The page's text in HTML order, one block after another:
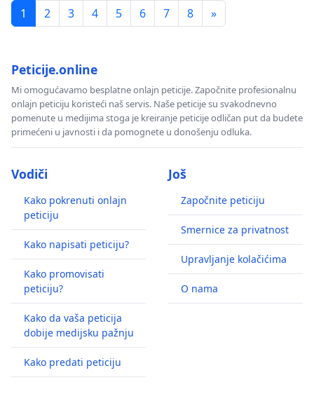
1
2 3 4 5 6 7 8 »
Peticije.online
Mi omogućavamo besplatne onlajn peticije. Započnite profesionalnu
onlajn peticiju koristeći naš servis. Naše peticije su svakodnevno
pomenute u medijima stoga je kreiranje peticije odličan put da budete
primećeni u javnosti i da pomognete u donošenju odluka.
Vodiči
Kako pokrenuti onlajn
peticiju
Kako napisati peticiju?
Kako promovisati
peticiju?
Kako da vaša peticija
dobije medijsku pažnju
Kako predati peticiju
Još
Započnite peticiju
Smernice za privatnost
Upravljanje kolačićima
O nama